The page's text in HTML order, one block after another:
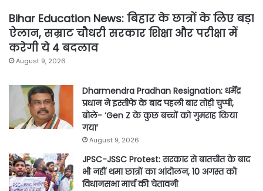
Bihar Education News: बिहार के छात्रों के लिए बड़ा
ऐलान, सम्राट चौधरी सरकार शिक्षा और परीक्षा में
करेगी ये 4 बदलाव
August 9, 2026
Dharmendra Pradhan Resignation: धर्मेंद्र
प्रधान ने इस्तीफे के बाद पहली बार तोड़ी चुप्पी,
बोले- ‘Gen Z के कुछ बच्चों को गुमराह किया
गया’
August 9, 2026
JPSC-JSSC Protest: सरकार से बातचीत के बाद
भी नहीं थमा छात्रों का आंदोलन, 10 अगस्त को
विधानसभा मार्च की चेतावनी